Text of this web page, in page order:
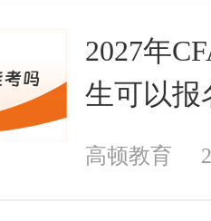
2027年
生可以报
高顿教育